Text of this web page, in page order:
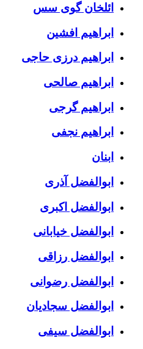
ائلخان گوی سس
ابراهیم افشین
ابراهیم درزی حاجی
ابراهیم صالحی
ابراهیم گرجی
ابراهیم نجفی
ابنان
ابوالفضل آذری
ابوالفضل اکبری
ابوالفضل خیابانی
ابوالفضل رزاقی
ابوالفضل رضوانی
ابوالفضل سجادیان
ابوالفضل سیفی